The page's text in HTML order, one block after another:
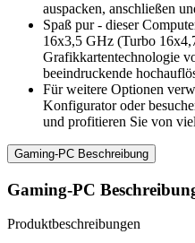
auspacken, anschließen
Spaß pur - dieser
16x3,5 GHz (Turbo
Grafikkartentechnologie
beeindruckende
Für weitere Optionen
Konfigurator oder
und profitieren Sie von
Gaming-PC Beschreibung
Gaming-PC
Produktbeschreibungen